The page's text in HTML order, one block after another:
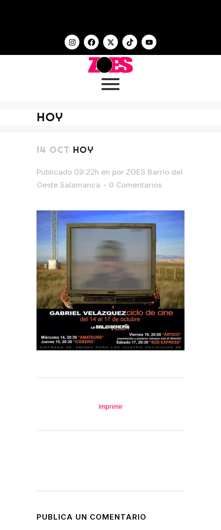
HOY
14 OCT HOY
Publicado 09:22h en por ZOES Barrio del
Oeste Salamanca
0 Comentarios
Imprimir
PUBLICA UN COMENTARIO